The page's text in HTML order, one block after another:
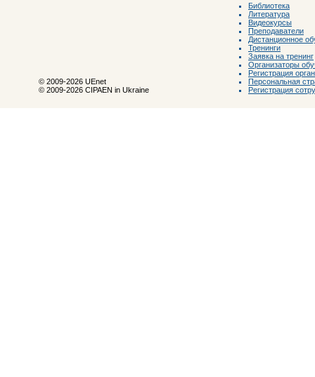
© 2009-2026 UEnet
© 2009-2026 CIPAEN in Ukraine
Библиотека
Литература
Видеокурсы
Преподаватели
Дистанционное
Тренинги
Заявка на тренинг
Организаторы
Регистрация
Персональная
Регистрация